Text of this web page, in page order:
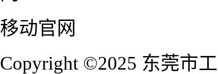
移动官网
Copyright ©2025 东莞市